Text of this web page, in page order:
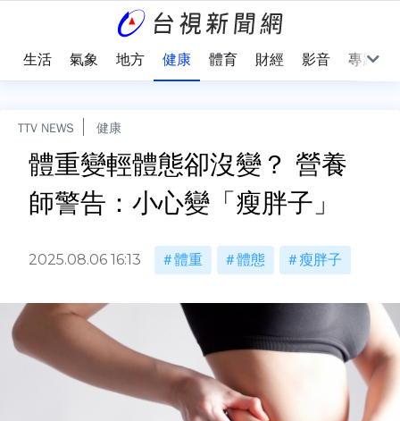
生活 氣象 地方 健康 體育 財經 影音 專題
TTV NEWS 健康
體重變輕體態卻沒變？ 營養
師警告：小心變「瘦胖子」
2025.08.06 16:13 體重 體態 瘦胖子